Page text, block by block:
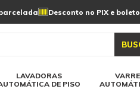
Desconto no PIX e boleto
LAVADORAS
DE PISO